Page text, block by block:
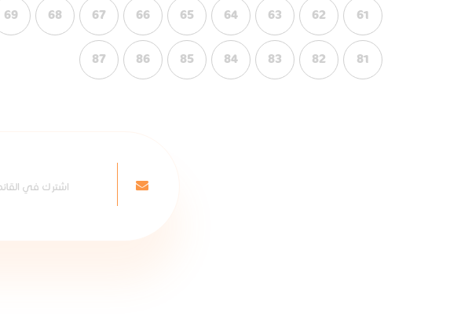
61
62
63
64
65
66
67
68
69
81
82
83
84
85
86
87